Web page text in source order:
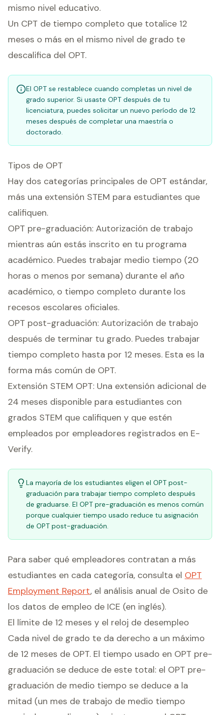
mismo nivel educativo.
Un CPT de tiempo completo que totalice 12
meses o más en el mismo nivel de grado te
descalifica del OPT.
El OPT se restablece cuando completas un nivel de
grado superior. Si usaste OPT después de tu
licenciatura, puedes solicitar un nuevo período de 12
meses después de completar una maestría o
doctorado.
Tipos de OPT
Hay dos categorías principales de OPT estándar,
más una extensión STEM para estudiantes que
califiquen.
OPT pre-graduación: Autorización de trabajo
mientras aún estás inscrito en tu programa
académico. Puedes trabajar medio tiempo (20
horas o menos por semana) durante el año
académico, o tiempo completo durante los
recesos escolares oficiales.
OPT post-graduación: Autorización de trabajo
después de terminar tu grado. Puedes trabajar
tiempo completo hasta por 12 meses. Esta es la
forma más común de OPT.
Extensión STEM OPT: Una extensión adicional de
24 meses disponible para estudiantes con
grados STEM que califiquen y que estén
empleados por empleadores registrados en E-
Verify.
La mayoría de los estudiantes eligen el OPT post-
graduación para trabajar tiempo completo después
de graduarse. El OPT pre-graduación es menos común
porque cualquier tiempo usado reduce tu asignación
de OPT post-graduación.
Para saber qué empleadores contratan a más
estudiantes en cada categoría, consulta el OPT
Employment Report, el análisis anual de Osito de
los datos de empleo de ICE (en inglés).
El límite de 12 meses y el reloj de desempleo
Cada nivel de grado te da derecho a un máximo
de 12 meses de OPT. El tiempo usado en OPT pre-
graduación se deduce de este total: el OPT pre-
graduación de medio tiempo se deduce a la
mitad (un mes de trabajo de medio tiempo